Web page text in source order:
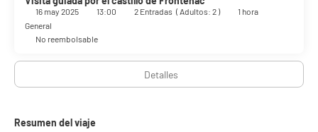
16 may 2025 13:00 2 Entradas ( Adultos: 2 )
1 hora
General
No reembolsable
Detalles
Resumen del viaje